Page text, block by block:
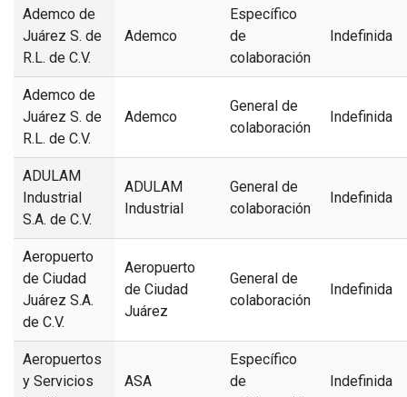
Ademco de
Juárez S. de
R.L. de C.V.
Ademco
Específico
de
colaboración
Indefinida
Ademco de
Juárez S. de
R.L. de C.V.
Ademco
General de
colaboración
Indefinida
ADULAM
Industrial
S.A. de C.V.
ADULAM
Industrial
General de
colaboración
Indefinida
Aeropuerto
de Ciudad
Juárez S.A.
de C.V.
Aeropuerto
de Ciudad
Juárez
General de
colaboración
Indefinida
Aeropuertos
y Servicios
ASA
Específico
de
Indefinida